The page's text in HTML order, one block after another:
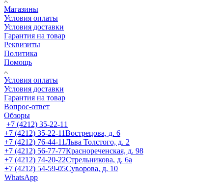
Магазины
Условия оплаты
Условия доставки
Гарантия на товар
Реквизиты
Политика
Помощь
Условия оплаты
Условия доставки
Гарантия на товар
Вопрос-ответ
Обзоры
+7 (4212) 35-22-11
+7 (4212) 35-22-11Вострецова, д. 6
+7 (4212) 76-44-11Льва Толстого, д. 2
+7 (4212) 56-77-77Краснореченская, д. 98
+7 (4212) 74-20-22Стрельникова, д. 6а
+7 (4212) 54-59-05Суворова, д. 10
WhatsApp